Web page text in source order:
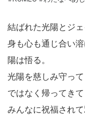
結ばれた光陽とジェ
身も心も通じ合い
陽は悟る。
光陽を慈しみ守っ
ではなく帰ってきて
みんなに祝福されて